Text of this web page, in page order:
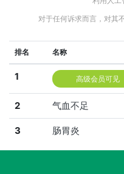
对于任何诉求而言，对其
排名 名称
1 高级会员可见
2 气血不足
3 肠胃炎